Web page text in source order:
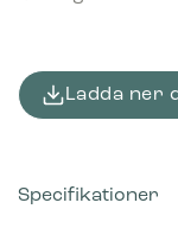
Ladda ner
Specifikationer